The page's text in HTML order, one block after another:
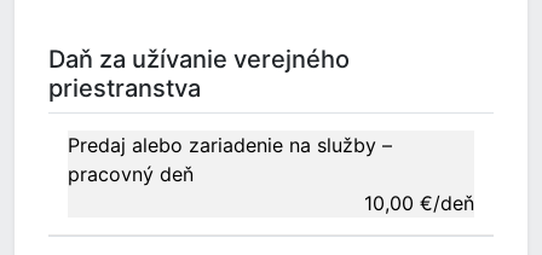
Daň za užívanie verejného
priestranstva
Predaj alebo zariadenie na služby –
pracovný deň
10,00 €/deň